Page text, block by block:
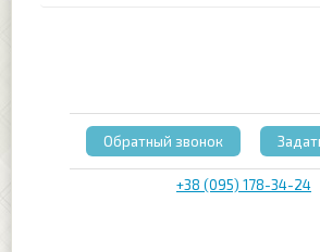
+38 (095) 178-34-24
Обратный звонок